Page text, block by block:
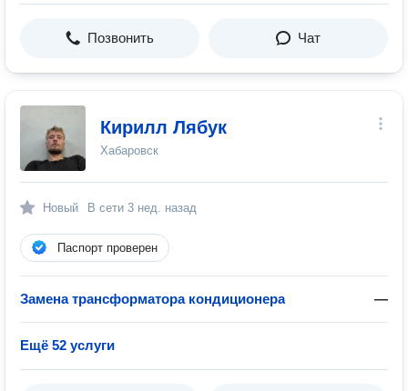
Позвонить Чат
Кирилл Лябук
Хабаровск
Новый В сети 3 нед. назад
Паспорт проверен
Замена трансформатора кондиционера —
Ещё 52 услуги